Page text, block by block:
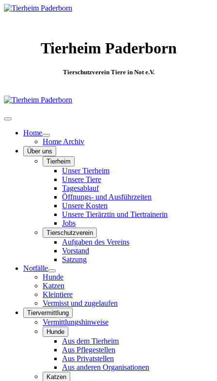
Tierheim Paderborn
Tierschutzverein Tiere in Not e.V.
Home
Home Archiv
Über uns
Tierheim
Unser Tierheim
Unsere Tiere
Tagesablauf
Öffnungs- und Ausführzeiten
Unsere Kosten
Unsere Tierärztin und Tiertrainerin
Jobs
Tierschutzverein
Aufgaben des Vereins
Vorstand
Satzung
Notfälle
Hunde
Katzen
Kleintiere
Vermisst und zugelaufen
Tiervermittlung
Vermittlungshinweise
Hunde
Aus dem Tierheim
Aus Pflegestellen
Aus Privatstellen
Aus anderen Organisationen
Katzen